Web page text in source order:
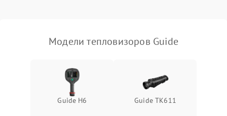
Модели тепловизоров Guide
Guide H6 Guide TK611